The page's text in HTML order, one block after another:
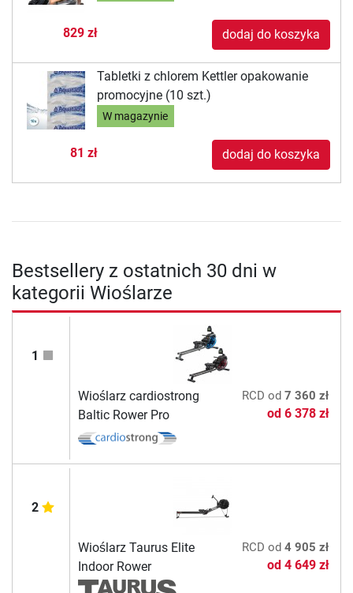
829 zł dodaj do koszyka
Tabletki z chlorem Kettler opakowanie
promocyjne (10 szt.)
W magazynie
81 zł dodaj do koszyka
Bestsellery z ostatnich 30 dni w
kategorii Wioślarze
1
Wioślarz cardiostrong
Baltic Rower Pro
RCD od 7 360 zł
od 6 378 zł
2
Wioślarz Taurus Elite
Indoor Rower
RCD od 4 905 zł
od 4 649 zł